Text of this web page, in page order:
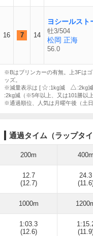
16 7 14
ヨシールスト
牡3/504
松岡 正海
56.0
※Bはブリンカーの有無。上3Fは
ッズ。
※減量表示は [
:1kg減 :2kg
:2kg減（※5年以上、又は101勝以
※通過順位、人気は月曜午後（土
通過タイム（ラップタイ
200m 400m
12.7
(12.7)
24.3
1000m
1:03.3
(12.6)